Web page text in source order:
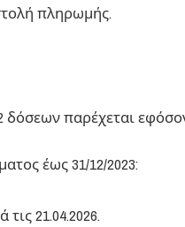
πληρωμής.
παρέχεται
έως 31/12/2023:
21.04.2026.